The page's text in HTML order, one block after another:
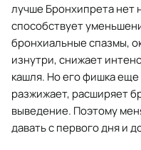
лучше Бронхипрета нет
способствует
бронхиальные спазмы,
изнутри, снижает
кашля. Но его фишка
разжижает, расширяет
выведение. Поэтому
давать с первого дня и